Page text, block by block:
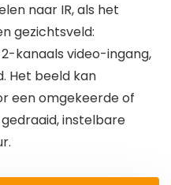
naar IR, als het
gezichtsveld:
kanaals video-ingang,
Het beeld kan
een omgekeerde of
instelbare